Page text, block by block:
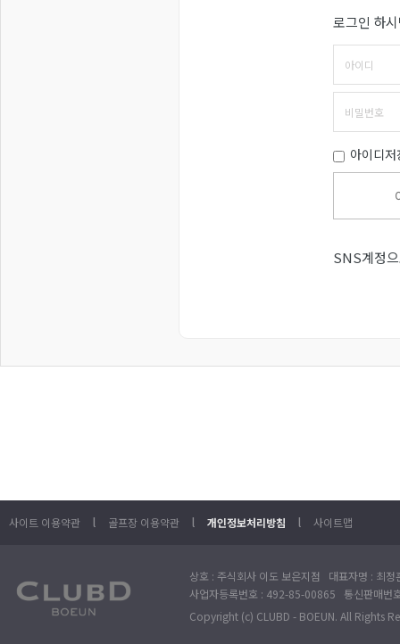
로그인 하
아이디
SNS계정
사이트 이용약관 l 골프장 이용약관 l 개인정보처리방침 l 사이트맵
상호 : 주식회사 이도 보은지점 대표자명 : 최
사업자등록번호 : 492-85-00865 통신판매
Copyright (c) CLUBD - BOEUN. All Rights